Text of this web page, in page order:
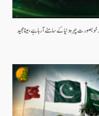
چہرہ دنیا کے سامنے آ رہا ہے، مینا مجید